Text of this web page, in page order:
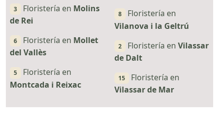
3 Floristería en Molins
de Rei
6 Floristería en Mollet
del Vallès
5
Floristería en
Montcada i Reixac
8
Floristería en
Vilanova i la Geltrú
2 Floristería en Vilassar
de Dalt
15
Floristería en
Vilassar de Mar